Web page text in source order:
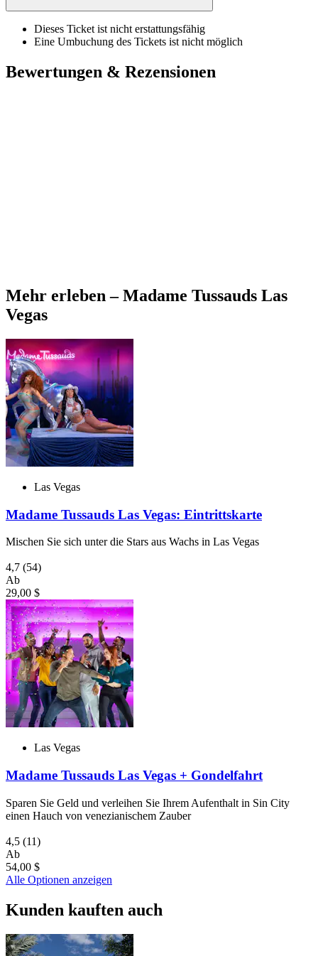
Dieses Ticket ist nicht erstattungsfähig
Eine Umbuchung des Tickets ist nicht möglich
Bewertungen & Rezensionen
Mehr erleben – Madame Tussauds Las
Vegas
Las Vegas
Madame Tussauds Las Vegas: Eintrittskarte
Mischen Sie sich unter die Stars aus Wachs in Las Vegas
4,7 (54)
Ab
29,00 $
Las Vegas
Madame Tussauds Las Vegas + Gondelfahrt
Sparen Sie Geld und verleihen Sie Ihrem Aufenthalt in Sin City
einen Hauch von venezianischem Zauber
4,5 (11)
Ab
54,00 $
Alle Optionen anzeigen
Kunden kauften auch